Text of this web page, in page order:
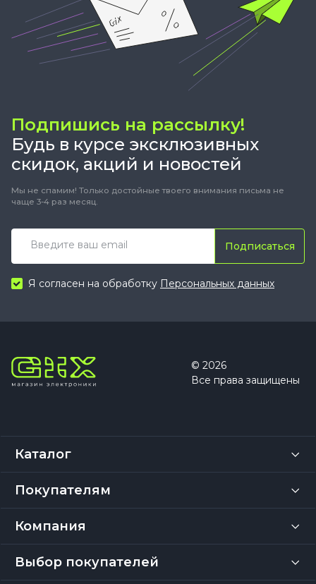
Подпишись на рассылку!
Будь в курсе эксклюзивных
скидок, акций и новостей
Мы не спамим! Только достойные твоего внимания письма не
чаще 3-4 раз месяц.
Подписаться
Я согласен на обработку Персональных данных
© 2026
Все права защищены
Каталог
Покупателям
Компания
Выбор покупателей